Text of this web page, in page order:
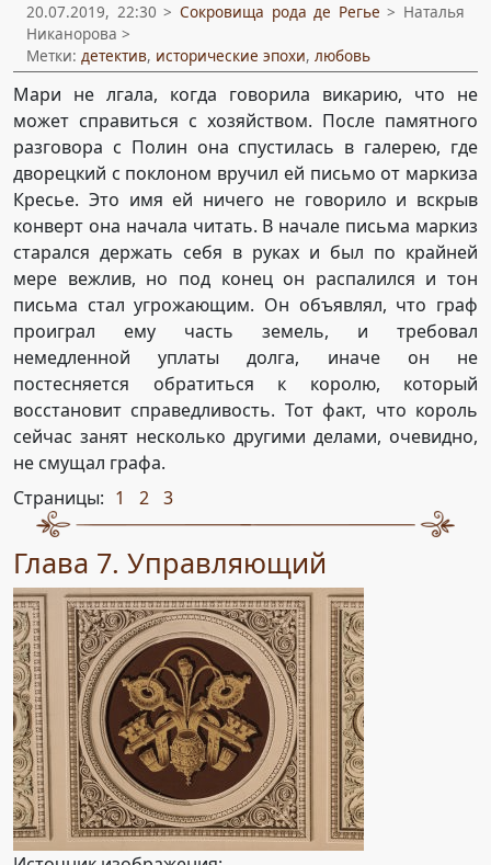
20.07.2019, 22:30 > Сокровища рода де Регье > Наталья
Никанорова >
Метки: детектив, исторические эпохи, любовь
Мари не лгала, когда говорила викарию, что не
может справиться с хозяйством. После памятного
разговора с Полин она спустилась в галерею, где
дворецкий с поклоном вручил ей письмо от маркиза
Кресье. Это имя ей ничего не говорило и вскрыв
конверт она начала читать. В начале письма маркиз
старался держать себя в руках и был по крайней
мере вежлив, но под конец он распалился и тон
письма стал угрожающим. Он объявлял, что граф
проиграл ему часть земель, и требовал
немедленной уплаты долга, иначе он не
постесняется обратиться к королю, который
восстановит справедливость. Тот факт, что король
сейчас занят несколько другими делами, очевидно,
не смущал графа.
Страницы: 1 2 3
Глава 7. Управляющий